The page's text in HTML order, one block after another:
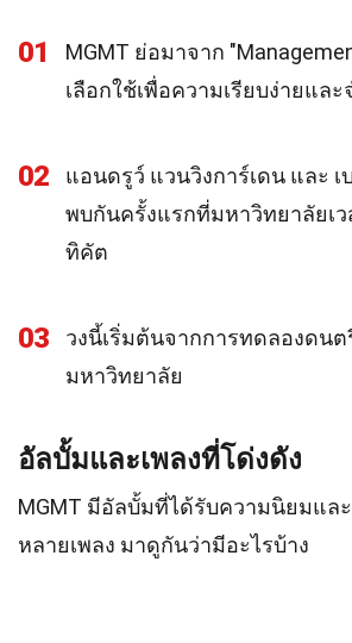
01
MGMT ย่อมาจาก
เลือกใช้เพื่อความเรียบง่ายและ
02
แอนดรูว์ แวนวิงการ์เดน และ เ
พบกันครั้งแรกที่มหาวิทยาลัยเ
ทิคัต
03
วงนี้เริ่มต้นจากการทดลองดน
มหาวิทยาลัย
อัลบั้มและเพลงที่โด่งดัง
MGMT มีอัลบั้มที่ได้รับความนิยมแล
หลายเพลง มาดูกันว่ามีอะไรบ้าง